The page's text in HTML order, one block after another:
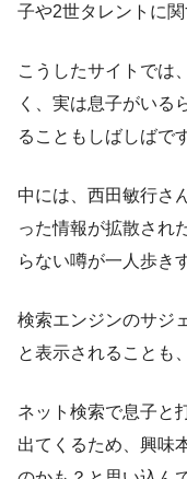
子や2世タレントに
こうしたサイトでは
く、実は息子がいる
ることもしばしばで
中には、西田敏行さ
った情報が拡散され
らない噂が一人歩き
検索エンジンのサジ
と表示されることも
ネット検索で息子と
出てくるため、興味